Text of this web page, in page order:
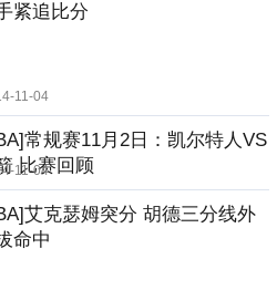
紧追比分
11-04
常规赛11月2日：凯尔特人VS
比赛回顾
11-04
艾克瑟姆突分 胡德三分线外
命中